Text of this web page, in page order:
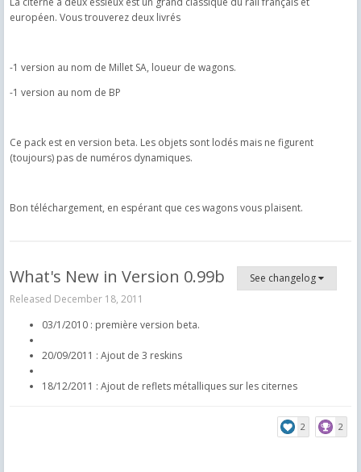
européen. Vous trouverez deux livrés
-1 version au nom de Millet SA, loueur de wagons.
-1 version au nom de BP
Ce pack est en version beta. Les objets sont lodés mais ne figurent
(toujours) pas de numéros dynamiques.
Bon téléchargement, en espérant que ces wagons vous plaisent.
What's New in Version 0.99b
See changelog
Released December 18, 2011
03/1/2010 : première version beta.
20/09/2011 : Ajout de 3 reskins
18/12/2011 : Ajout de reflets métalliques sur les citernes
2 2